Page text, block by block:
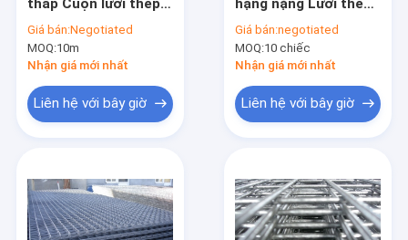
Lưới thép hàn
Lưới màn hình côn trùng
Dây hàng rào thép gai
Hộp lưu trữ lưới thép
Hàng rào liên kết chuỗi
thấp Cuộn lưới thép
cho xây dựng
Giá bán:Negotiated
MOQ:10m
Nhận giá mới nhất
Liên hệ với bây giờ
hạng nặng Lưới thép
Giá bán:negotiated
MOQ:10 chiếc
Nhận giá mới nhất
Liên hệ với bây giờ